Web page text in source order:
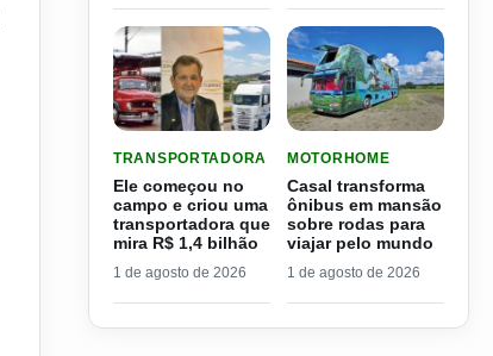
TRANSPORTADORA
Ele começou no
campo e criou uma
transportadora que
mira R$ 1,4 bilhão
1 de agosto de 2026
MOTORHOME
Casal transforma
ônibus em mansão
sobre rodas para
viajar pelo mundo
1 de agosto de 2026